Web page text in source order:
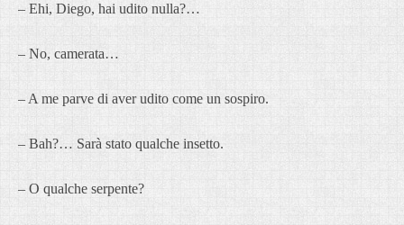
– Ehi, Diego, hai udito nulla?…
– No, camerata…
– A me parve di aver udito come un sospiro.
– Bah?… Sarà stato qualche insetto.
– O qualche serpente?